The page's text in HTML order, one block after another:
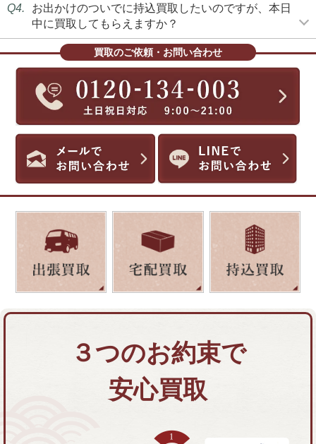
Q4.
お出かけのついでに持込買取したいのですが、本日
中に買取してもらえますか？
買取のご依頼・お問い合わせ
３つのお約束で
安心買取